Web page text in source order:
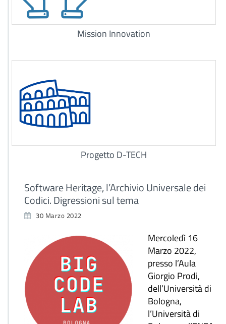
Mission Innovation
Progetto D-TECH
Software Heritage, l’Archivio Universale dei
Codici. Digressioni sul tema
30 Marzo 2022
Mercoledì 16
Marzo 2022,
presso l’Aula
Giorgio Prodi,
dell’Università di
Bologna,
l’Università di